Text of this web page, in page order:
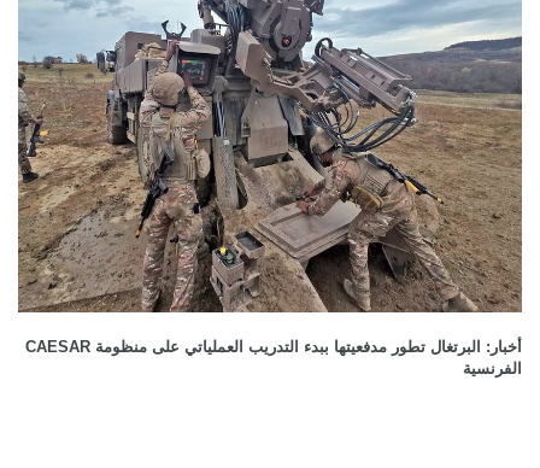
أخبار: البرتغال تطور مدفعيتها ببدء التدريب العملياتي على منظومة CAESAR
الفرنسية